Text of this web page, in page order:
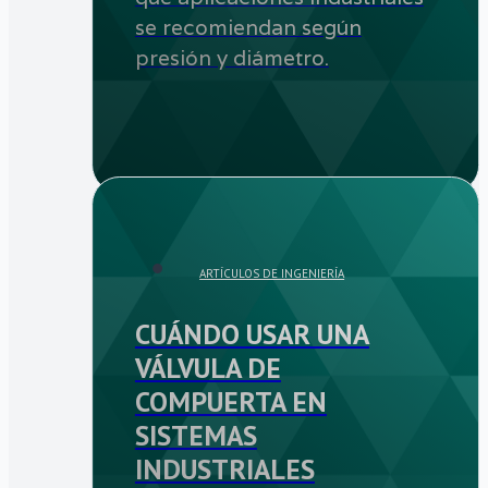
se recomiendan según
presión y diámetro.
ARTÍCULOS DE INGENIERÍA
CUÁNDO USAR UNA
VÁLVULA DE
COMPUERTA EN
SISTEMAS
INDUSTRIALES